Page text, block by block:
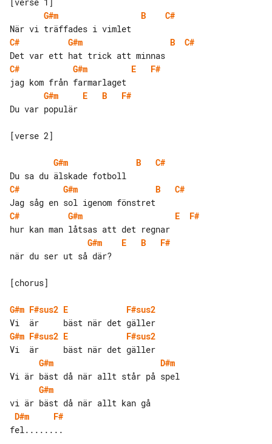
G#m
B
C#
C#
G#m B
C#
C#
G#m E
F#
G#m
E B
F#
Du var populär
[verse 2]
G#m B
C#
C#
G#m B
C#
C#
G#m E
F#
G#m
E B
F#
när du ser ut så där?
[chorus]
G#m F#sus2 E
F#sus2
G#m F#sus2 E
F#sus2
G#m
D#m
G#m
D#m
F#
fel........